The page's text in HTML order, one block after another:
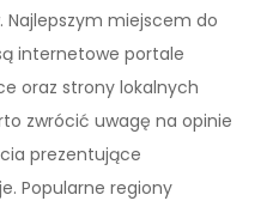
miejscem do
internetowe portale
oraz strony lokalnych
zwrócić uwagę na opinie
prezentujące
Popularne regiony